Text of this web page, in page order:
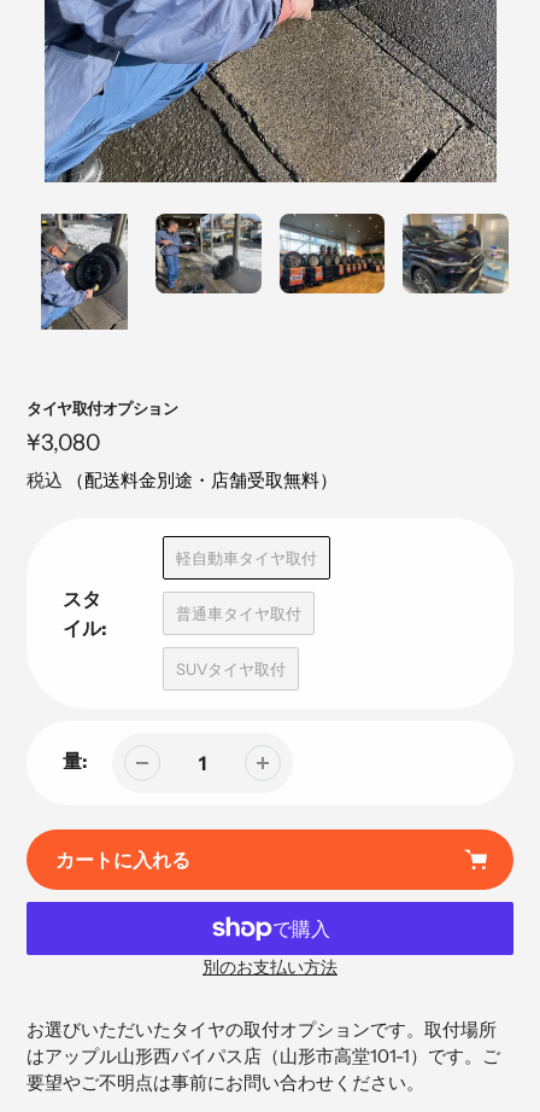
注
目
の
タイヤ取付オプション
定
価
¥3,080
税込 （配送料金別途・店舗受取無料）
スタ
イル:
軽自動車タイヤ取付
普通車タイヤ取付
SUVタイヤ取付
量:
カートに入れる
別のお支払い方法
ー
ト
に
商
お選びいただいたタイヤの取付オプションです。取付場所
はアップル山形西バイパス店（山形市高堂101-1）です。ご
要望やご不明点は事前にお問い合わせください。